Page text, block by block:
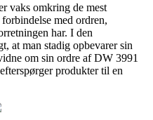
vaks omkring de mest
med ordren,
har. I den
at man stadig opbevarer sin
om sin ordre af DW 3991
produkter til en